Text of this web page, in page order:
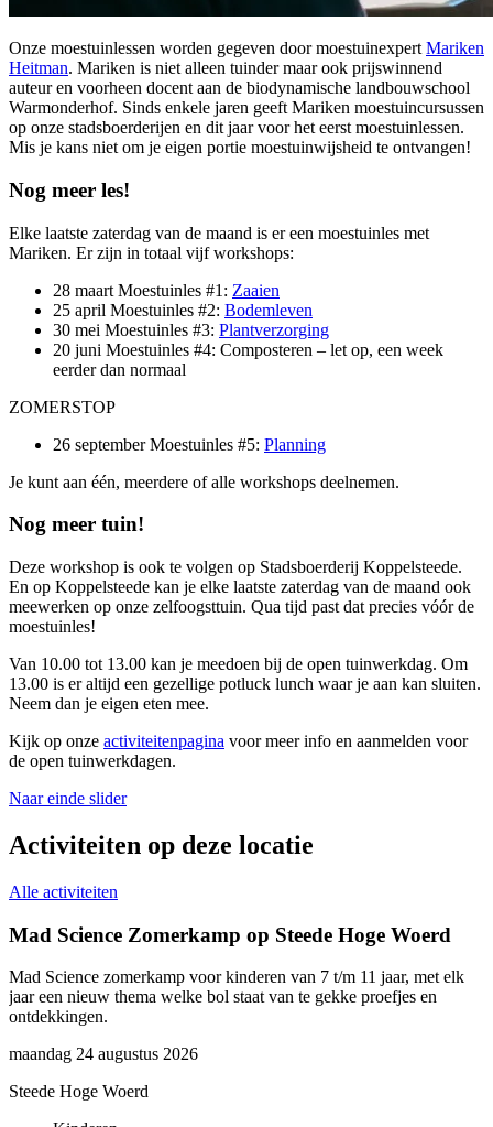
Onze moestuinlessen worden gegeven door moestuinexpert Mariken
Heitman. Mariken is niet alleen tuinder maar ook prijswinnend
auteur en voorheen docent aan de biodynamische landbouwschool
Warmonderhof. Sinds enkele jaren geeft Mariken moestuincursussen
op onze stadsboerderijen en dit jaar voor het eerst moestuinlessen.
Mis je kans niet om je eigen portie moestuinwijsheid te ontvangen!
Nog meer les!
Elke laatste zaterdag van de maand is er een moestuinles met
Mariken. Er zijn in totaal vijf workshops:
28 maart Moestuinles #1: Zaaien
25 april Moestuinles #2: Bodemleven
30 mei Moestuinles #3: Plantverzorging
20 juni Moestuinles #4: Composteren – let op, een week
eerder dan normaal
ZOMERSTOP
26 september Moestuinles #5: Planning
Je kunt aan één, meerdere of alle workshops deelnemen.
Nog meer tuin!
Deze workshop is ook te volgen op Stadsboerderij Koppelsteede.
En op Koppelsteede kan je elke laatste zaterdag van de maand ook
meewerken op onze zelfoogsttuin. Qua tijd past dat precies vóór de
moestuinles!
Van 10.00 tot 13.00 kan je meedoen bij de open tuinwerkdag. Om
13.00 is er altijd een gezellige potluck lunch waar je aan kan sluiten.
Neem dan je eigen eten mee.
Kijk op onze activiteitenpagina voor meer info en aanmelden voor
de open tuinwerkdagen.
Naar einde slider
Activiteiten op deze locatie
Alle activiteiten
Mad Science Zomerkamp op Steede Hoge Woerd
Mad Science zomerkamp voor kinderen van 7 t/m 11 jaar, met elk
jaar een nieuw thema welke bol staat van te gekke proefjes en
ontdekkingen.
maandag 24 augustus 2026
Steede Hoge Woerd